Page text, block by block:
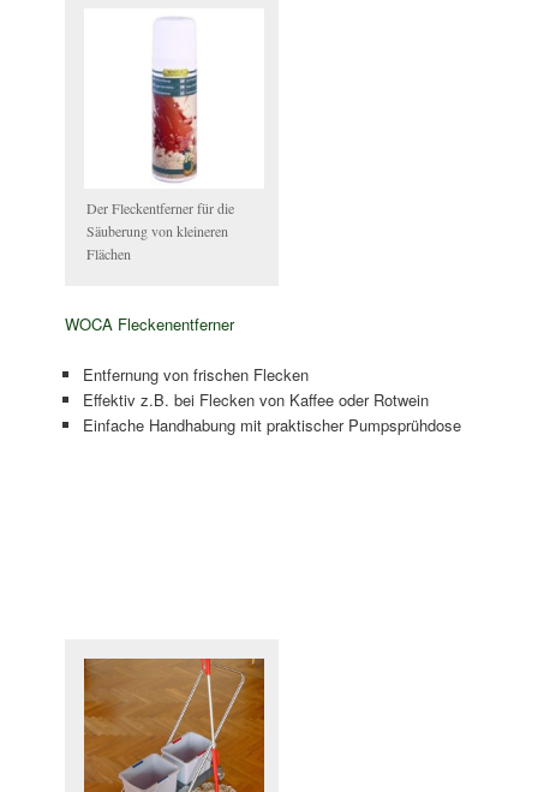
Der Fleckentferner für die
Säuberung von kleineren
Flächen
WOCA Fleckenentferner
Entfernung von frischen Flecken
Effektiv z.B. bei Flecken von Kaffee oder Rotwein
Einfache Handhabung mit praktischer Pumpsprühdose